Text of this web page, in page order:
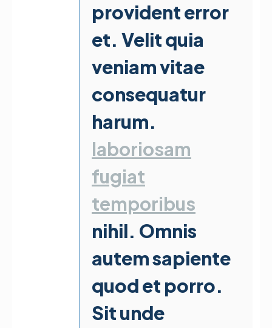
provident error
et. Velit quia
veniam vitae
consequatur
harum.
laboriosam
fugiat
temporibus
nihil. Omnis
autem sapiente
quod et porro.
Sit unde